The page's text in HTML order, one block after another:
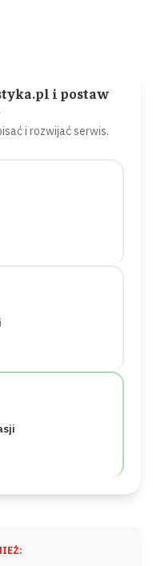
i postaw
i rozwijać serwis.